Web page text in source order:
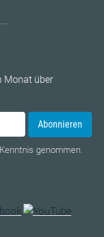
Monat über
Abonnieren
genommen.